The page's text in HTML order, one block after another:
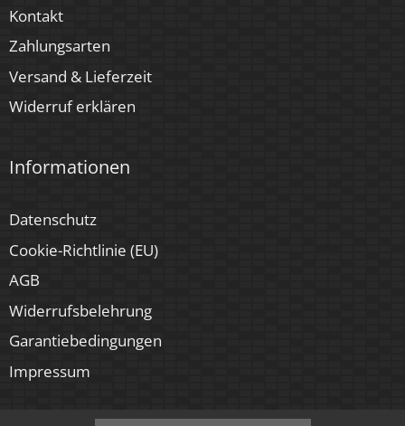
Kontakt
Zahlungsarten
Versand & Lieferzeit
Widerruf erklären
Informationen
Datenschutz
Cookie-Richtlinie (EU)
AGB
Widerrufsbelehrung
Garantiebedingungen
Impressum